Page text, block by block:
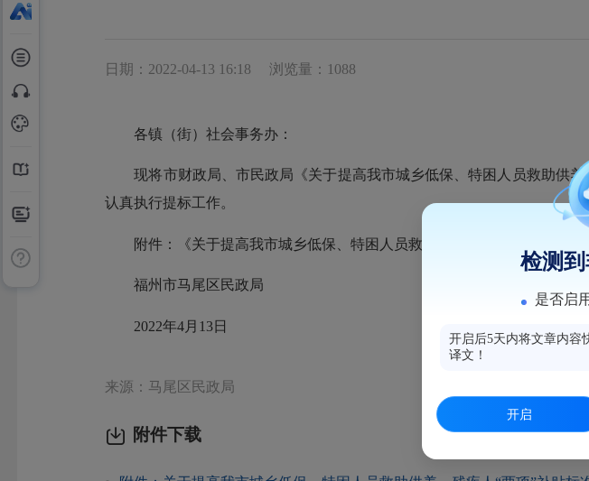
日期：2022-04-13 16:18 浏览量：1088
各镇（街）社会事务办：
现将市财政局、市民政局《关于提高我市城乡低保、特困人员救助供养
认真执行提标工作。
附件：《关于提高我市城乡低保、特困人员救助供养、残疾人“两项”补贴
福州市马尾区民政局
2022年4月13日
来源：马尾区民政局
附件下载
检测
是否启
开启后5天内将文章内容
译文！
开启